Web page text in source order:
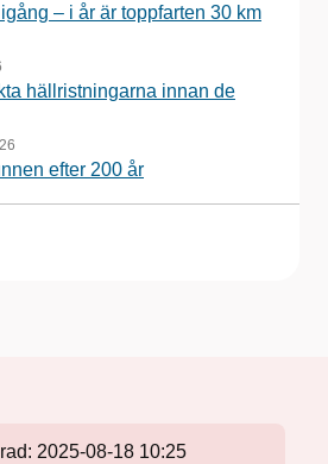
– i år är toppfarten 30 km
hällristningarna innan de
efter 200 år
2025-08-18 10:25